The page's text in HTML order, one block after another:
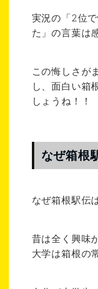
実況の「2位
た」の言葉は
この悔しさが
し、面白い箱
しょうね！！
なぜ箱根
なぜ箱根駅伝
昔は全く興味
大学は箱根の